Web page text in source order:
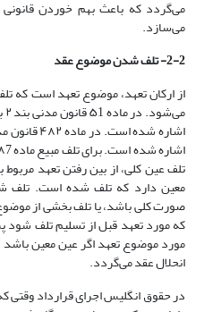
می‌‌گردد که باعث بهم خوردن
می‌سازد.
2-2 - تلف شدن موضوع عقد
از ارکان تعهد، موضوع تعهد است که
اشاره شده
تلف عین کلی، از بین رفتن تعهد
معین دارد که تلف شده است. تلف
صورت کلی باشد، یا تلف بخشی از
که مورد تعهد قبل از تسلیم تلف
مورد موضوع تعهد اگر عین معین
انحلال عقد می‌‌گردد.
در حقوق انگلیس اجرای قرارداد وقتی